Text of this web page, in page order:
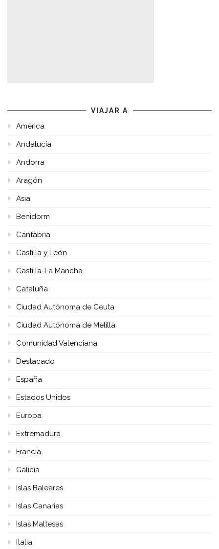
VIAJAR A
América
Andalucía
Andorra
Aragón
Asia
Benidorm
Cantabria
Castilla y León
Castilla-La Mancha
Cataluña
Ciudad Autónoma de Ceuta
Ciudad Autónoma de Melilla
Comunidad Valenciana
Destacado
España
Estados Unidos
Europa
Extremadura
Francia
Galicia
Islas Baleares
Islas Canarias
Islas Maltesas
Italia